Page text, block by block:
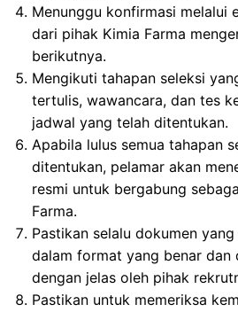
Menunggu konfirmasi melalui
dari pihak Kimia Farma
berikutnya.
Mengikuti tahapan seleksi
tertulis, wawancara, dan tes
jadwal yang telah ditentukan.
Apabila lulus semua tahapan
ditentukan, pelamar akan
resmi untuk bergabung
Farma.
Pastikan selalu dokumen
dalam format yang benar dan
dengan jelas oleh pihak
Pastikan untuk memeriksa